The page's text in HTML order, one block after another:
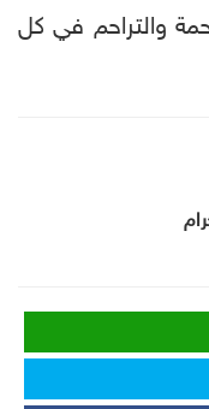
والتراحم في كل